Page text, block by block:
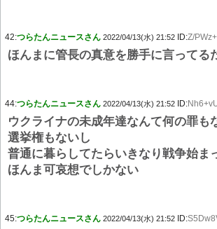
42:つらたんニュースさん 2022/04/13(水) 21:52 ID:Z/
ほんまに管長の真意を勝手に言ってる
44:つらたんニュースさん 2022/04/13(水) 21:52 ID:
ウクライナの未成年達なんて何の罪も
選挙権もないし
普通に暮らしてたらいきなり戦争始ま
ほんま可哀想でしかない
45:つらたんニュースさん 2022/04/13(水) 21:52 ID: